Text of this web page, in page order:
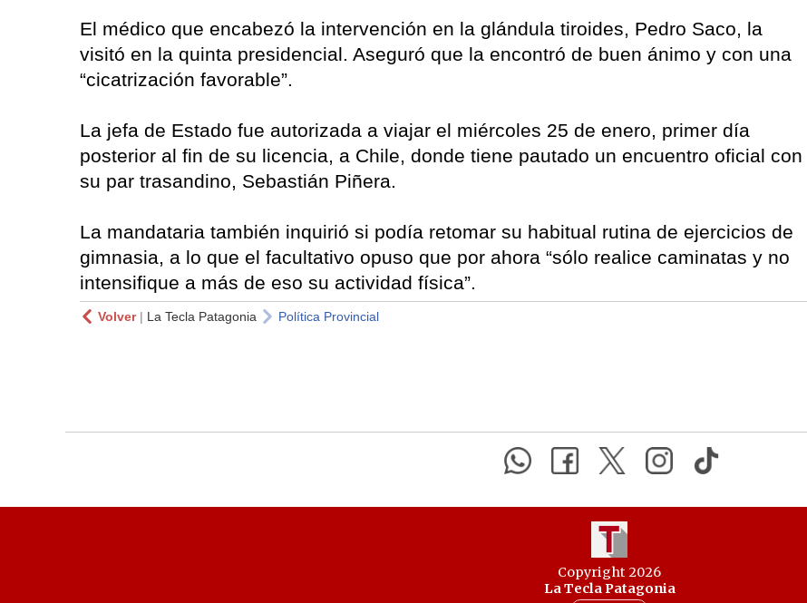
El médico que encabezó la intervención en la glándula tiroides, Pedro Saco, la
visitó en la quinta presidencial. Aseguró que la encontró de buen ánimo y con una
“cicatrización favorable”.
La jefa de Estado fue autorizada a viajar el miércoles 25 de enero, primer día
posterior al fin de su licencia, a Chile, donde tiene pautado un encuentro oficial con
su par trasandino, Sebastián Piñera.
La mandataria también inquirió si podía retomar su habitual rutina de ejercicios de
gimnasia, a lo que el facultativo opuso que por ahora “sólo realice caminatas y no
intensifique a más de eso su actividad física”.
Volver| La Tecla Patagonia Política Provincial
Copyright 2026
La Tecla Patagonia